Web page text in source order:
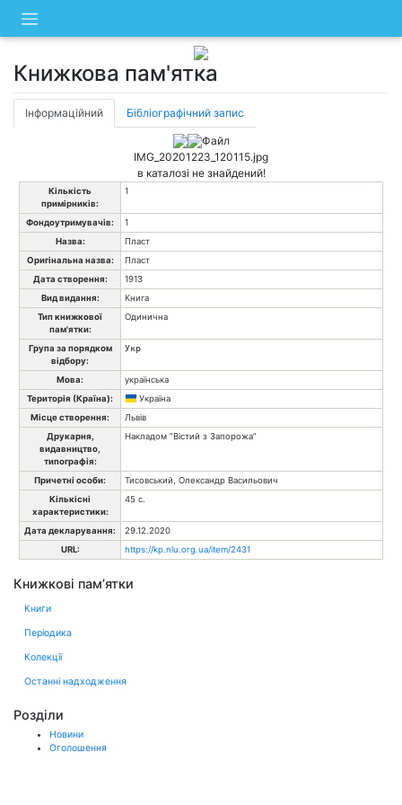
content
Книжкова пам'ятка
Інформаційний Бібліографічний запис
Файл
IMG_20201223_120115.jpg
в каталозі не знайдений!
Кількість
примірників:
1
Фондоутримувачів:
1
Назва:
Пласт
Оригінальна назва:
Пласт
Дата створення:
1913
Вид видання:
Книга
Тип книжкової
пам'ятки:
Одинична
Група за порядком
відбору:
Укр
Мова:
українська
Територія (Країна):
Україна
Місце створення:
Львів
Друкарня,
видавництво,
типографія:
Накладом ”Вістий з Запорожа”
Причетні особи:
Тисовський, Олександр Васильович
Кількісні
характеристики:
45 с.
Дата декларування:
29.12.2020
URL:
https://kp.nlu.org.ua/item/2431
Книжкові пам’ятки
Книги
Періодика
Колекції
Останні надходження
Розділи
Новини
Оголошення